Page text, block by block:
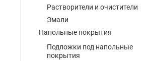
Растворители и очистители
Эмали
Напольные покрытия
Подложки под напольные
покрытия